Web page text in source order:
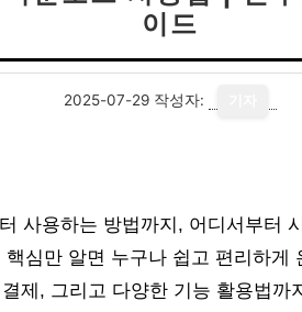
이드
2025-07-29 작성자:
사용하는 방법까지, 어디서부터
심만 알면 누구나 쉽고 편리하게
제, 그리고 다양한 기능 활용법까